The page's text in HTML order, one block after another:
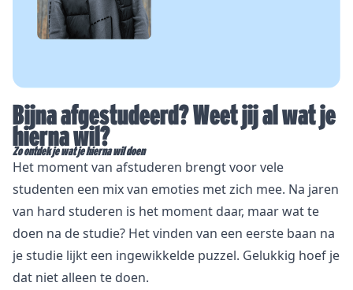
Bijna afgestudeerd? Weet jij al wat je
hierna wil?
Zo ontdek je wat je hierna wil doen
Het moment van afstuderen brengt voor vele
studenten een mix van emoties met zich mee. Na jaren
van hard studeren is het moment daar, maar wat te
doen na de studie? Het vinden van een eerste baan na
je studie lijkt een ingewikkelde puzzel. Gelukkig hoef je
dat niet alleen te doen.